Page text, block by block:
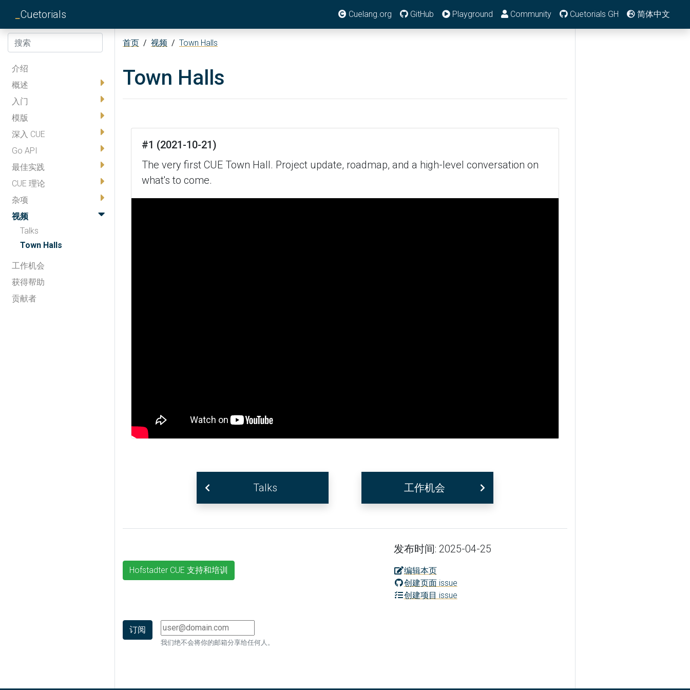
Cuetorials Cuelang.org GitHub Playground Community Cuetorials GH 简体中文
介绍
概述
入门
模版
深入 CUE
Go API
最佳实践
CUE 理论
杂项
视频
Talks
Town Halls
工作机会
获得帮助
贡献者
首页 / 视频 / Town Halls
Town Halls
#1 (2021-10-21)
The very first CUE Town Hall. Project update, roadmap, and a high-level conversation on
what's to come.
Talks 工作机会
Hofstadter CUE 支持和培训
发布时间: 2025-04-25
编辑本页
创建页面 issue
创建项目 issue
我们绝不会将你的邮箱分享给任何人。